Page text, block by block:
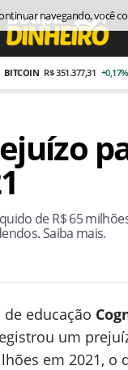
R$ 351.377,31 +0,17%
de R$ 65
Saiba mais.
educação
um
em 2021, o
navegando, você